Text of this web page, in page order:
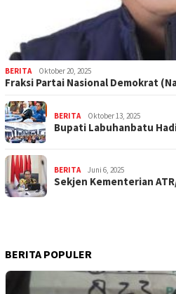
BERITA Oktober 20, 2025
Fraksi Partai Nasional Demokrat
BERITA Oktober 13, 2025
Bupati Labuhanbatu
BERITA Juni 6, 2025
Sekjen Kementerian
BERITA POPULER